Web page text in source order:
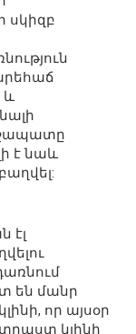
սկիզբ
և
է նաև
էլ
են մանր
որ այսօր
կլինի